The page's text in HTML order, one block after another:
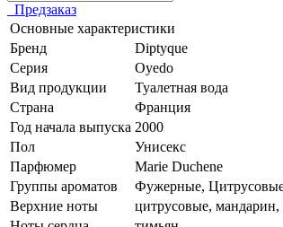
Предзаказ
Основные характеристики
Бренд
Diptyque
Серия
Oyedo
Вид продукции
Туалетная вода
Страна
Франция
Год начала выпуска 2000
Пол
Унисекс
Парфюмер
Marie Duchene
Группы ароматов
Фужерные,
Верхние ноты
цитрусовые,